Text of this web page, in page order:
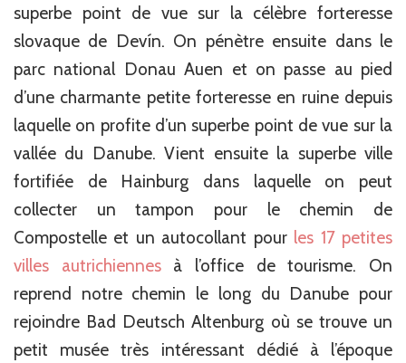
superbe point de vue sur la célèbre forteresse
slovaque de Devín. On pénètre ensuite dans le
parc national Donau Auen et on passe au pied
d’une charmante petite forteresse en ruine depuis
laquelle on profite d’un superbe point de vue sur la
vallée du Danube. Vient ensuite la superbe ville
fortifiée de Hainburg dans laquelle on peut
collecter un tampon pour le chemin de
Compostelle et un autocollant pour les 17 petites
villes autrichiennesà l’office de tourisme. On
reprend notre chemin le long du Danube pour
rejoindre Bad Deutsch Altenburg où se trouve un
petit musée très intéressant dédié à l’époque